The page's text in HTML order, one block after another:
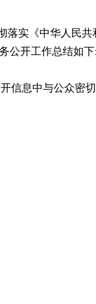
落实《中华人民
公开工作总结如下:
信息中与公众密